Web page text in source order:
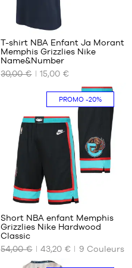
NOS
TAILLES
DISPONIBLES
- 1m25
1m35
M -
enfant
- 1m35
à
1m50
L -
enfant
- 1m50
à
1m65
7
T-shirt NBA Enfant Ja Morant
Memphis Grizzlies Nike
Name&Number
30,00 €
15,00 €
PROMO-20%
NOS
DISPONIBLES
49
Short NBA enfant Memphis
Grizzlies Nike Hardwood
Classic
54,00 €
43,20 € 9 Couleurs